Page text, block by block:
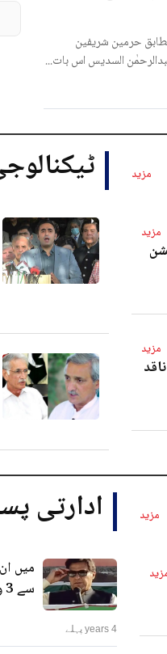
حرمین شریفین
السدیس اس بات...
مزید
مزید
مزید
مزید ادارتی
میں
سے 3 وکٹیں گریں گی، عمران خان
4 years پہلے